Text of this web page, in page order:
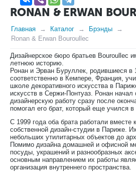
RONAN & ERWAN
Главная Каталог
Брэнды
Ronan & Erwan Bouroullec
Дизайнерское бюро братьев Bouroullec
летнюю историю.
Ронан и Эрван Буруллек, родившиеся в
соответственно в Кемпере, Франция,
школе декоративного искусства в
искусств в Сержи-Понтуаз. Ронан
дизайнерскую работу сразу после
помогал его брат, который еще учился
С 1999 года оба брата работали вместе
собственной дизайн-студии в Париже.
небольших утилитарных объектов до
Помимо дизайна домашней и офисной
посуды, украшений и разнообразных
основным направлением их работы
организация внутреннего пространства.